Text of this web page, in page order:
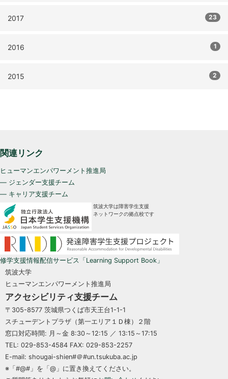
2017 23
2016 1
2015 2
関連リンク
ヒューマンエンパワーメント推進局
— ジェンダー支援チーム
— キャリア支援チーム
筑波大学は障害学生支援
ネットワークの拠点校です
修学支援情報配信サービス「Learning Support Book」
筑波大学
ヒューマンエンパワーメント推進局
アクセシビリティ支援チーム
〒305-8577 茨城県つくば市天王台1-1-1
スチューデントプラザ（第一エリア１Ｄ棟）２階
窓口対応時間: 月～金 8:30～12:15 ／ 13:15～17:15
TEL: 029-853-4584 FAX: 029-853-2257
E-mail: shougai-shien#＠#un.tsukuba.ac.jp
※「#@#」を「@」に置き換えてください。